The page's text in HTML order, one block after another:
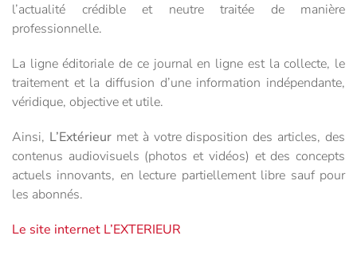
l’actualité crédible et neutre traitée de manière
professionnelle.
La ligne éditoriale de ce journal en ligne est la collecte, le
traitement et la diffusion d’une information indépendante,
véridique, objective et utile.
Ainsi, L’Extérieurmet à votre disposition des articles, des
contenus audiovisuels (photos et vidéos) et des concepts
actuels innovants, en lecture partiellement libre sauf pour
les abonnés.
Le site internet L’EXTERIEUR